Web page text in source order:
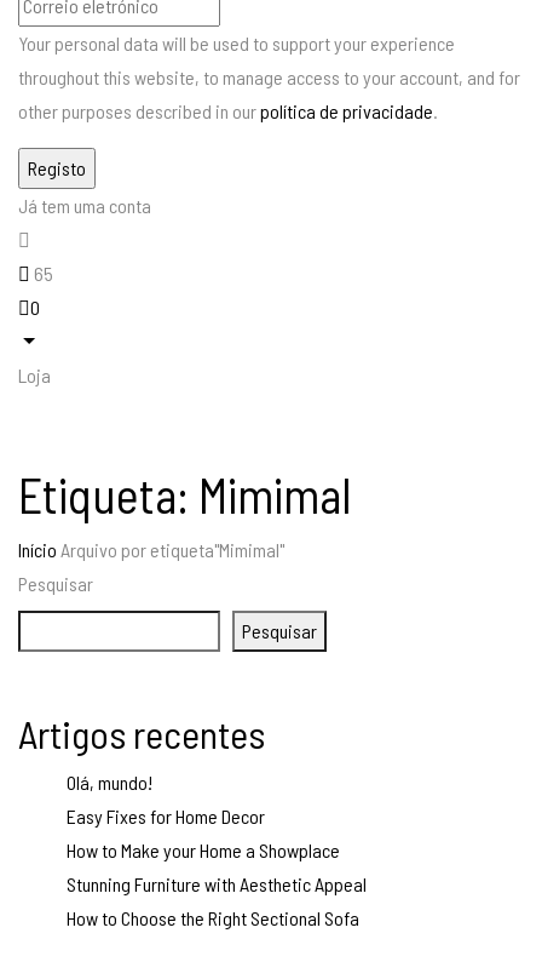
Your personal data will be used to support your experience
throughout this website, to manage access to your account, and for
other purposes described in ourpolítica de privacidade.
Já tem uma conta
65
0
Loja
Etiqueta: Mimimal
Início Arquivo por etiqueta"Mimimal"
Pesquisar
Pesquisar
Artigos recentes
Olá, mundo!
Easy Fixes for Home Decor
How to Make your Home a Showplace
Stunning Furniture with Aesthetic Appeal
How to Choose the Right Sectional Sofa